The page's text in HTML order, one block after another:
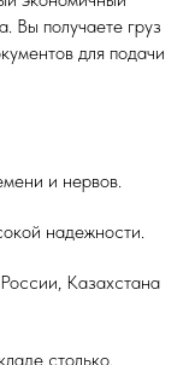
Вы получаете груз
для подачи
и нервов.
надежности.
Казахстана
столько,